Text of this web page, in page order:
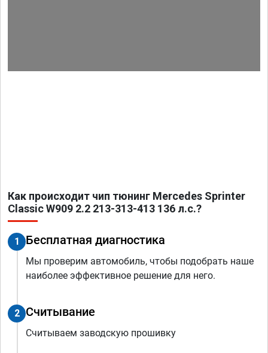
Как происходит чип тюнинг Mercedes Sprinter
Classic W909 2.2 213-313-413 136 л.с.?
1 Бесплатная диагностика
Мы проверим автомобиль, чтобы подобрать наше
наиболее эффективное решение для него.
2 Считывание
Считываем заводскую прошивку